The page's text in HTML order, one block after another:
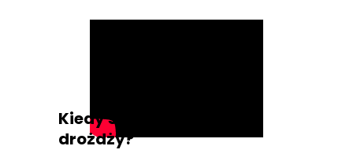
Kiedy stosować nawóz z
drożdży?